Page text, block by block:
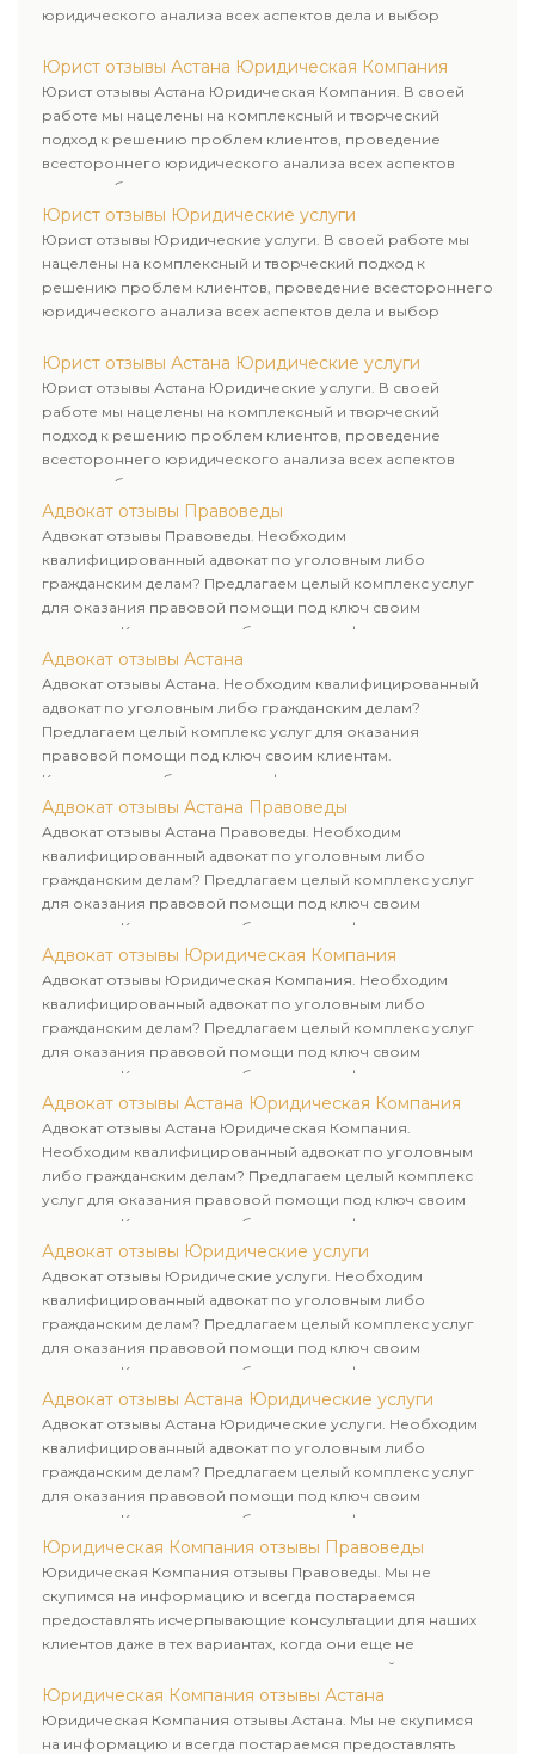
юридического анализа всех аспектов дела и выбор
Юрист отзывы Астана Юридическая Компания
Юрист отзывы Астана Юридическая Компания. В своей
работе мы нацелены на комплексный и творческий
подход к решению проблем клиентов, проведение
всестороннего юридического анализа всех аспектов
дела и выбор рационального пути для его успешного
завершения.
Юрист отзывы Юридические услуги
Юрист отзывы Юридические услуги. В своей работе мы
нацелены на комплексный и творческий подход к
решению проблем клиентов, проведение всестороннего
юридического анализа всех аспектов дела и выбор
Юрист отзывы Астана Юридические услуги
Юрист отзывы Астана Юридические услуги. В своей
работе мы нацелены на комплексный и творческий
подход к решению проблем клиентов, проведение
всестороннего юридического анализа всех аспектов
дела и выбор рационального пути для его успешного
завершения.
Адвокат отзывы Правоведы
Адвокат отзывы Правоведы. Необходим
квалифицированный адвокат по уголовным либо
гражданским делам? Предлагаем целый комплекс услуг
для оказания правовой помощи под ключ своим
клиентам. Комплексное обслуживание физических и
юридических лиц. Индивидуальный подход к каждому
клиенту.
Адвокат отзывы Астана
Адвокат отзывы Астана. Необходим квалифицированный
адвокат по уголовным либо гражданским делам?
Предлагаем целый комплекс услуг для оказания
правовой помощи под ключ своим клиентам.
Комплексное обслуживание физических и юридических
лиц. Индивидуальный подход к каждому клиенту.
Адвокат отзывы Астана Правоведы
Адвокат отзывы Астана Правоведы. Необходим
квалифицированный адвокат по уголовным либо
гражданским делам? Предлагаем целый комплекс услуг
для оказания правовой помощи под ключ своим
клиентам. Комплексное обслуживание физических и
юридических лиц. Индивидуальный подход к каждому
клиенту.
Адвокат отзывы Юридическая Компания
Адвокат отзывы Юридическая Компания. Необходим
квалифицированный адвокат по уголовным либо
гражданским делам? Предлагаем целый комплекс услуг
для оказания правовой помощи под ключ своим
клиентам. Комплексное обслуживание физических и
юридических лиц. Индивидуальный подход к каждому
клиенту.
Адвокат отзывы Астана Юридическая Компания
Адвокат отзывы Астана Юридическая Компания.
Необходим квалифицированный адвокат по уголовным
либо гражданским делам? Предлагаем целый комплекс
услуг для оказания правовой помощи под ключ своим
клиентам. Комплексное обслуживание физических и
юридических лиц. Индивидуальный подход к каждому
клиенту.
Адвокат отзывы Юридические услуги
Адвокат отзывы Юридические услуги. Необходим
квалифицированный адвокат по уголовным либо
гражданским делам? Предлагаем целый комплекс услуг
для оказания правовой помощи под ключ своим
клиентам. Комплексное обслуживание физических и
юридических лиц. Индивидуальный подход к каждому
клиенту.
Адвокат отзывы Астана Юридические услуги
Адвокат отзывы Астана Юридические услуги. Необходим
квалифицированный адвокат по уголовным либо
гражданским делам? Предлагаем целый комплекс услуг
для оказания правовой помощи под ключ своим
клиентам. Комплексное обслуживание физических и
юридических лиц. Индивидуальный подход к каждому
клиенту.
Юридическая Компания отзывы Правоведы
Юридическая Компания отзывы Правоведы. Мы не
скупимся на информацию и всегда постараемся
предоставлять исчерпывающие консультации для наших
клиентов даже в тех вариантах, когда они еще не
пользовались юридическими услугами нашей компании.
Юридическая Компания отзывы Астана
Юридическая Компания отзывы Астана. Мы не скупимся
на информацию и всегда постараемся предоставлять